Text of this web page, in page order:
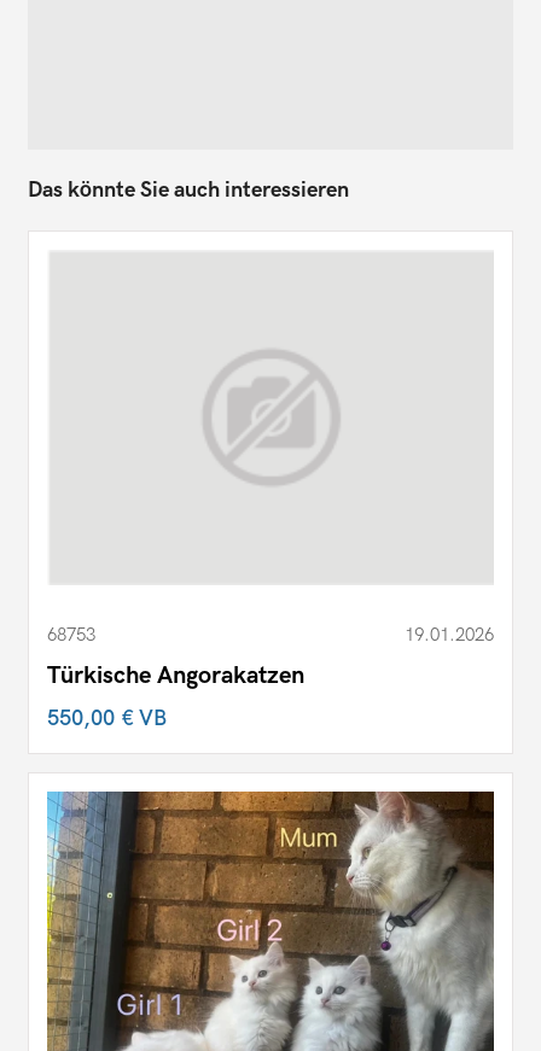
Das könnte Sie auch interessieren
68753 19.01.2026
Türkische Angorakatzen
550,00 €VB